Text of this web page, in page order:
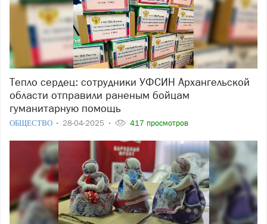
Тепло сердец: сотрудники УФСИН Архангельской
области отправили раненым бойцам
гуманитарную помощь
ОБЩЕСТВО 28-04-2025 417 просмотров